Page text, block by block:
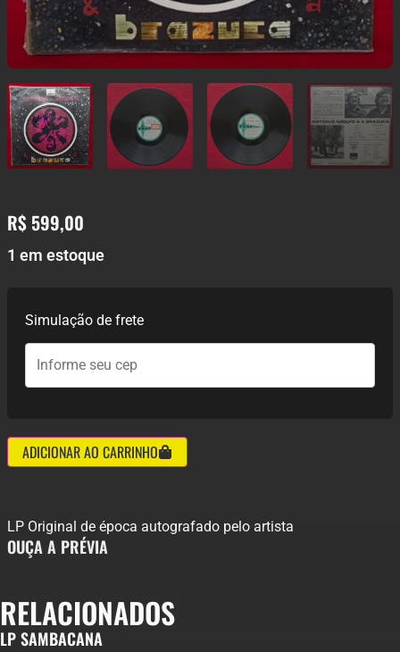
R$ 599,00
1 em estoque
Simulação de frete
ADICIONAR AO CARRINHO
LP Original de época autografado pelo artista
OUÇA A PRÉVIA
RELACIONADOS
LP SAMBACANA